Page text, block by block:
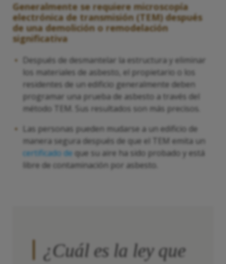
Generalmente se requiere microscopía
electrónica de transmisión (TEM) después
de una demolición o remodelación
significativa
Después de desmantelar la estructura y eliminar
los materiales de asbesto, el propietario o los
residentes de un edificio generalmente deben
programar una prueba de asbesto a través del
método TEM. Sus resultados son más precisos.
Las personas pueden mudarse a un edificio de
manera segura después de que el TEM emita un
certificado de que su aire ha sido probado y está
libre de contaminación por asbesto.
¿Cuál es la ley que